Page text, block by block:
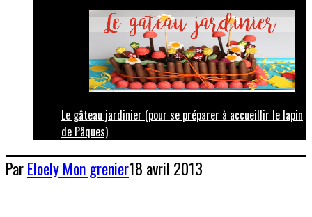
Le gâteau jardinier (pour se préparer à accueillir le lapin
de Pâques)
ParEloelyMon grenier18 avril 2013